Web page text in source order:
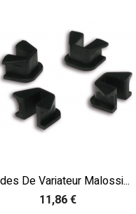
De Variateur Malossi...
Prix
11,86 €